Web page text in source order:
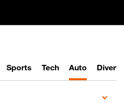
Sports Tech Auto